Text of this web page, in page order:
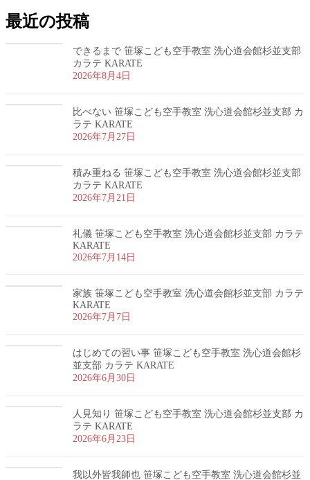
最近の投稿
できるまで 笹塚こども空手教室 洗心道会館杉並支部
カラテ KARATE
2026年8月4日
比べない 笹塚こども空手教室 洗心道会館杉並支部 カ
ラテ KARATE
2026年7月27日
積み重ねる 笹塚こども空手教室 洗心道会館杉並支部
カラテ KARATE
2026年7月21日
礼儀 笹塚こども空手教室 洗心道会館杉並支部 カラテ
KARATE
2026年7月14日
家族 笹塚こども空手教室 洗心道会館杉並支部 カラテ
KARATE
2026年7月7日
はじめての習い事 笹塚こども空手教室 洗心道会館杉
並支部 カラテ KARATE
2026年6月30日
人見知り 笹塚こども空手教室 洗心道会館杉並支部 カ
ラテ KARATE
2026年6月23日
我以外皆我師也 笹塚こども空手教室 洗心道会館杉並